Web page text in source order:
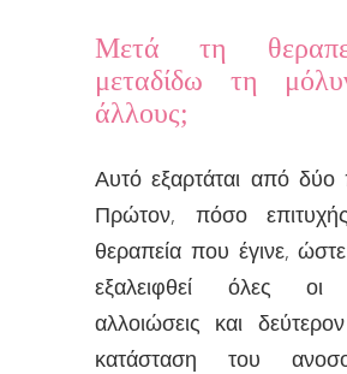
Μετά τη
μεταδίδω τη
άλλους;
Αυτό εξαρτάται από δύο
Πρώτον, πόσο
θεραπεία που έγινε,
εξαλειφθεί όλες οι
αλλοιώσεις και
κατάσταση του